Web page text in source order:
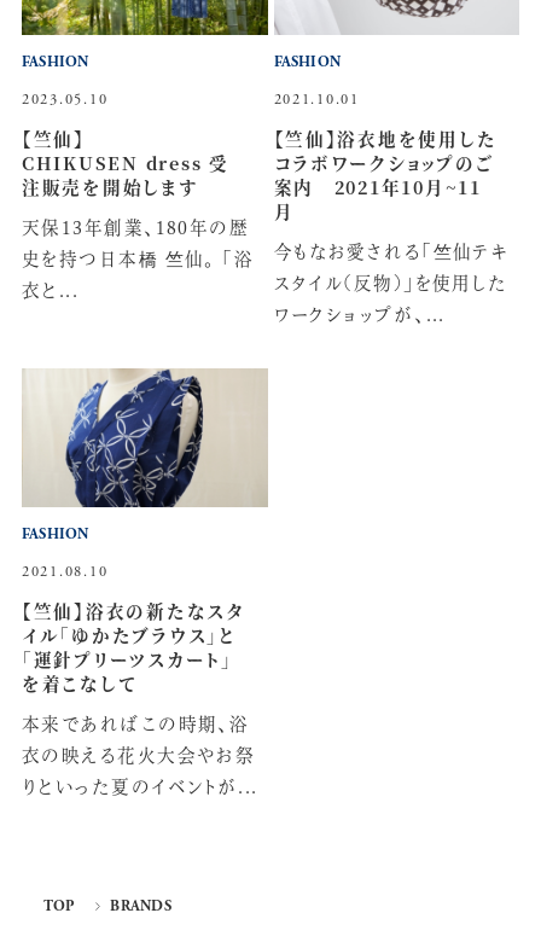
2023.05.10
【竺仙】
CHIKUSEN dress 受
注販売を開始します
天保13年創業、180年の歴
史を持つ日本橋 竺仙。 「浴
衣と...
FASHION
2021.10.01
【竺仙】浴衣地を使用した
コラボワークショップのご
案内 2021年10月~11
月
今もなお愛される「竺仙テキ
スタイル(反物)」を使用した
ワークショップが、...
FASHION
2021.08.10
【竺仙】浴衣の新たなスタ
イル「ゆかたブラウス」と
「運針プリーツスカート」
を着こなして
本来であればこの時期、浴
衣の映える花火大会やお祭
りといった夏のイベントが...
FASHION
TOP BRANDS